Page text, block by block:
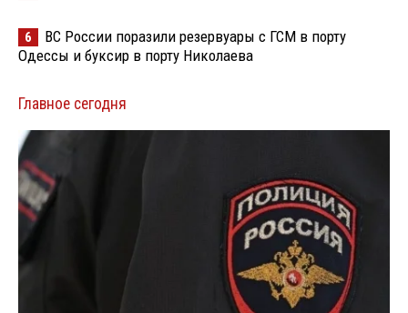
6
ВС России поразили резервуары с ГСМ в порту
Одессы и буксир в порту Николаева
Главное сегодня